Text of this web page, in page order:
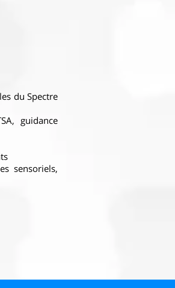
du Spectre
guidance
sensoriels,